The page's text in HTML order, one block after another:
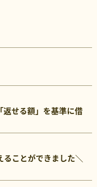
せる額」を基準に借
ことができました＼